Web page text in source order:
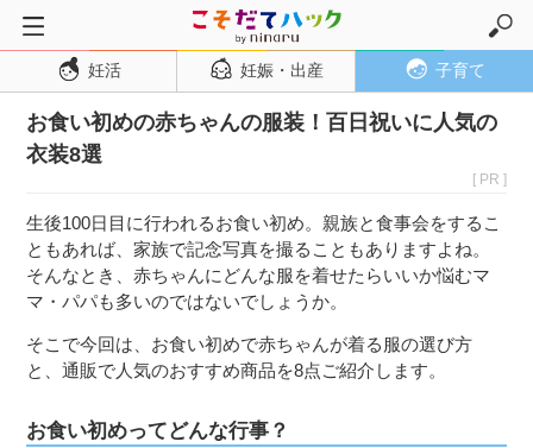
トップページ
妊活
妊娠・出産
妊娠初期
妊娠中期
出産
妊活 妊娠・出産 子育て
お食い初めの赤ちゃんの服装！百日祝いに人気の
衣装8選
[ PR ]
生後100日目に行われるお食い初め。親族と食事会をするこ
ともあれば、家族で記念写真を撮ることもありますよね。
そんなとき、赤ちゃんにどんな服を着せたらいいか悩むマ
マ・パパも多いのではないでしょうか。
そこで今回は、お食い初めで赤ちゃんが着る服の選び方
と、通販で人気のおすすめ商品を8点ご紹介します。
お食い初めってどんな行事？